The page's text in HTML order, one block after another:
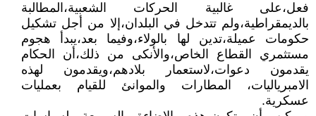
فعل،على غالبية الحركات الشعبية،المطالبة
بالديمقراطية،ولم تتدخل في البلدان،إلا من أجل تشكيل
حكومات عميلة،تدين لها بالولاء،وفيما بعد،يبدأ هجوم
مستثمري القطاع الخاص،والأنكى من ذلك،أن الحكام
يقدمون دعوات،لاستعمار بلادهم،ويقدمون لهذه
الامبرياليات، المطارات والموانئ للقيام بعمليات
عسكرية.